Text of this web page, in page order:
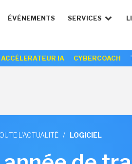
ÉVÉNEMENTS SERVICES
ACCÉLERATEUR IA CYBERCOACH
L'ACTUALITÉ / LOGICIEL